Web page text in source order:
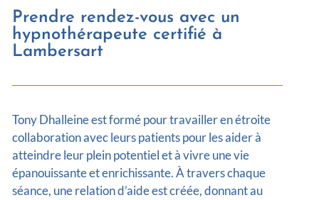
Prendre rendez-vous avec un
hypnothérapeute certifié à
Lambersart
Tony Dhalleine est formé pour travailler en étroite
collaboration avec leurs patients pour les aider à
atteindre leur plein potentiel et à vivre une vie
épanouissante et enrichissante. À travers chaque
séance, une relation d’aide est créée, donnant au